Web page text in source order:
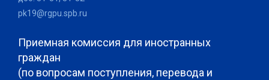
pk19@rgpu.spb.ru
Приемная комиссия для иностранных
граждан
(по вопросам поступления, перевода и